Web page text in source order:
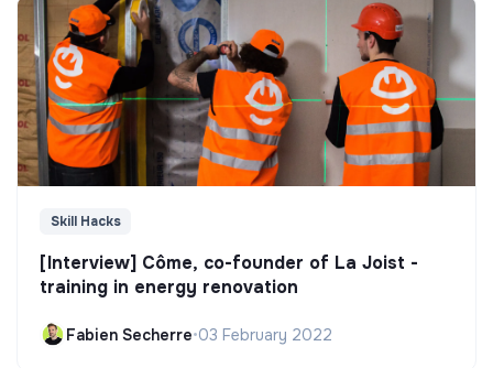
Skill Hacks
[Interview] Côme, co-founder of La Joist -
training in energy renovation
Fabien Secherre•03 February 2022